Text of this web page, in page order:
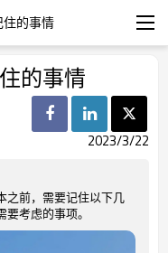
的事情
的事情
2023/3/22
之前，需要记住以下几
考虑的事项。